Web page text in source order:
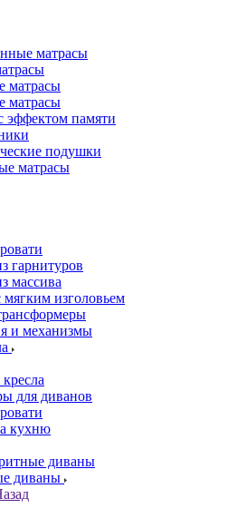
матрасы
матрасы
матрасы
эффектом памяти
подушки
матрасы
гарнитуров
массива
мягким изголовьем
и механизмы
для диванов
кухню
диваны
диваны